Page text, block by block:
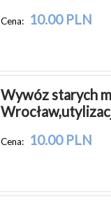
Cena: 10.00 PLN
Wywóz starych
Cena: 10.00 PLN